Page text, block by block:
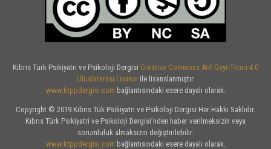
Kıbrıs Türk Psikiyatri ve Psikoloji Dergisi Creative Commons Atıf-GayriTicari 4.0
Uluslararası Lisansı ile lisanslanmıştır.
www.ktppdergisi.com bağlantısındaki esere dayalı olarak.
Copyright © 2019 Kıbrıs Tük Psikiyatri ve Psikoloji Dergisi Her Hakkı Saklıdır.
Kıbrıs Türk Psikiyatri ve Psikoloji Dergisi’nden haber verilmeksizin veya
sorumluluk almaksızın değiştirilebilir.
www.ktppdergisi.com bağlantısındaki esere dayalı olarak.